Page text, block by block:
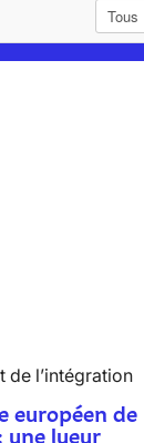
de l’intégration
européen de
lueur